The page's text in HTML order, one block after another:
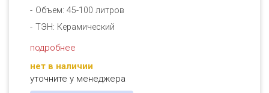
Объем: 45-100 литров
ТЭН: Керамический
подробнее
нет в наличии
уточните у менеджера